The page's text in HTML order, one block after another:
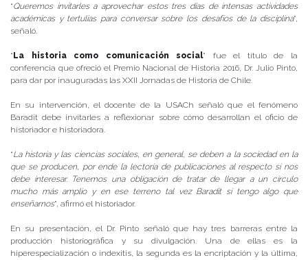
“Queremos invitarles a aprovechar estos tres días de intensas actividades
académicas y tertulias para conversar sobre los desafíos de la disciplina”,
señaló.
“ La historia como comunicación social” fue el título de la
conferencia que ofreció el Premio Nacional de Historia 2016, Dr. Julio Pinto,
para dar por inauguradas las XXII Jornadas de Historia de Chile.
En su intervención, el docente de la USACh señaló que el fenómeno
Baradit debe invitarles a reflexionar sobre cómo desarrollan el oficio de
historiador e historiadora.
“La historia y las ciencias sociales, en general, se deben a la sociedad en la
que se producen, por ende la lectoría de publicaciones al respecto sí nos
debe interesar. Tenemos una obligación de tratar de llegar a un círculo
mucho más amplio y en ese terreno tal vez Baradit sí tengo algo que
enseñarnos”, afirmó el historiador.
En su presentación, el Dr. Pinto señaló que hay tres barreras entre la
producción historiográfica y su divulgación. Una de ellas es la
hiperespecialización o indexitis, la segunda es la encriptación y la última,